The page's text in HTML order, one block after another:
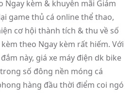
Ngay kèm & khuyễn mãi Giảm
game thủ cá online thể thao,
cơ hội thành tích & thu về số
theo Ngay kèm rất hiếm. Với
này, giá xe máy điện dk bike
số đông nền móng cá
hàng đầu thời điểm coi ngó